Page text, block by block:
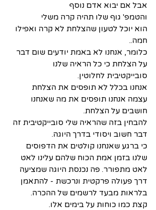
אבל אם יבוא אדם נוסף
והטמפ' גוף שלו תהיה קרה משלי
הוא יוכל לטעון שהצלחת לא קרה ואפילו
חמה..
כלומר, אנחנו לא באמת יודעים שום דבר
על הצלחת כי כל הראיה שלנו
סובייקטיבית לחלוטין.
אנחנו בכלל לא תופסים את הצלחת
עצמה אנחנו תופסים את מה שאנחנו
חושבים על הצלחת.
להבחין בזה שהראיה שלי סובייקטיבית זה
דבר חשוב ויסודי בדרך היוגה.
כי ברגע שאנחנו קולטים את הדפוסים
שלנו בזמן אמת הכוח שלהם עלינו לאט
לאט מתפורר. פה נכנסת היוגה שמציעה
דרך פעולה פרקטית ונרכשת - להתאמן
בלראות מבעד לרשמים של ההכרה.
קצת כמו כוחות על בימים אלו.